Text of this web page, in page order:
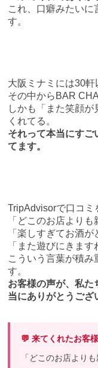
これ、口癖みたい
す。
大阪ミナミには30軒
その中からBAR
しかも「また笑顔
くれてる。
それって本当にすご
てます。
TripAdvisorで口コミ
「どこのお店よりも
「楽しすぎてお酒が
「また遊びにきます
こういう言葉が積み
す。
お客様の声が、私た
当にありがとうござ
💬 来てくれたお客
「どこのお店より